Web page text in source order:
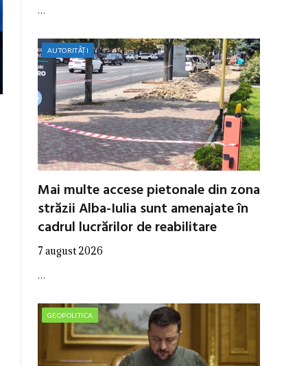
…
AUTORITĂȚI
Mai multe accese pietonale din zona
străzii Alba-Iulia sunt amenajate în
cadrul lucrărilor de reabilitare
7 august 2026
…
GEOPOLITICA